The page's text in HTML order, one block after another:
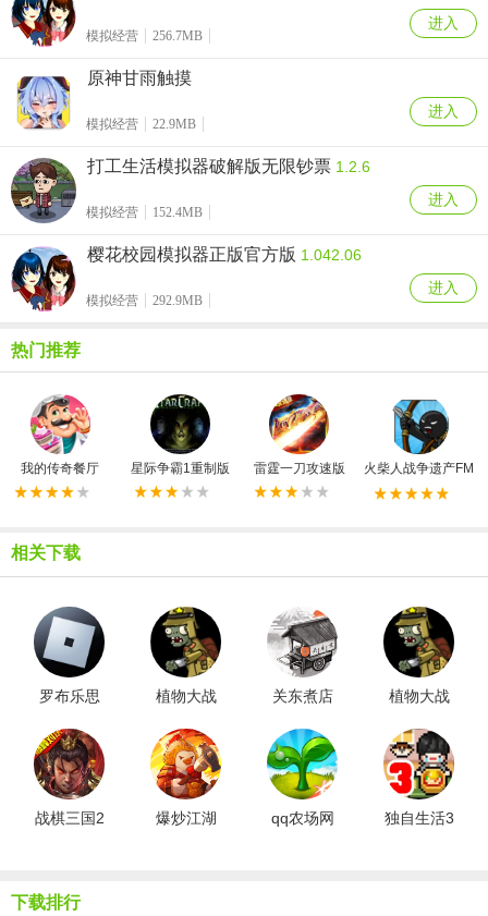
模拟经营 256.7MB
进入
原神甘雨触摸
模拟经营 22.9MB
进入
打工生活模拟器破解版无限钞票 1.2.6
模拟经营 152.4MB
进入
樱花校园模拟器正版官方版 1.042.06
模拟经营 292.9MB
进入
热门推荐
我的传奇餐厅 星际争霸1重制版 雷霆一刀攻速版 火柴人战争遗产FM
相关下载
罗布乐思
最新版
植物大战
版
关东煮店
汉化版
植物大战
版
战棋三国2
爆炒江湖
qq农场网
独自生活3
下载排行